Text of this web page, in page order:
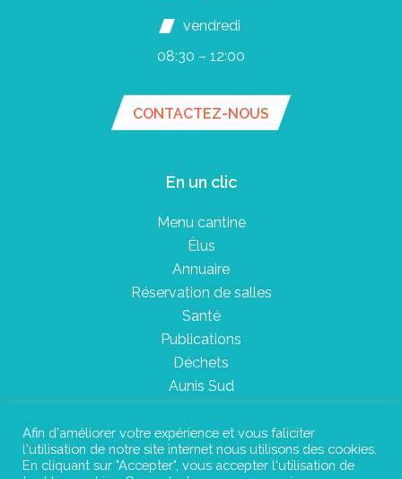
vendredi
08:30 – 12:00
CONTACTEZ-NOUS
En un clic
Menu cantine
Élus
Annuaire
Réservation de salles
Santé
Publications
Déchets
Aunis Sud
Plan du site
Afin d'améliorer votre expérience et vous faliciter
l'utilisation de notre site internet nous utilisons des cookies.
En cliquant sur "Accepter", vous accepter l'utilisation de